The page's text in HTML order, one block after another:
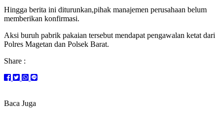
Hingga berita ini diturunkan,pihak manajemen perusahaan belum
memberikan konfirmasi.
Aksi buruh pabrik pakaian tersebut mendapat pengawalan ketat dari
Polres Magetan dan Polsek Barat.
Share :
Baca Juga